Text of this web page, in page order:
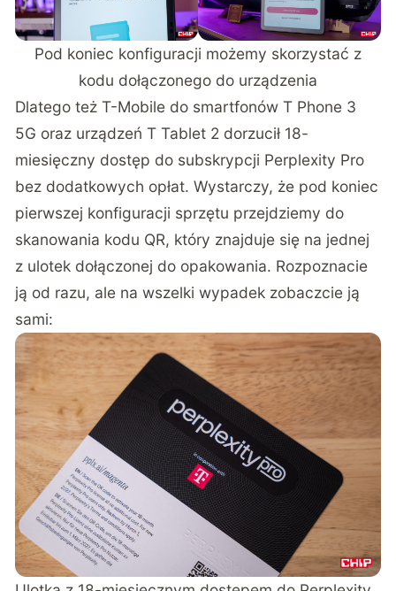
Pod koniec konfiguracji możemy skorzystać z
kodu dołączonego do urządzenia
Dlatego też T-Mobile do smartfonów T Phone 3
5G oraz urządzeń T Tablet 2 dorzucił 18-
miesięczny dostęp do subskrypcji Perplexity Pro
bez dodatkowych opłat. Wystarczy, że pod koniec
pierwszej konfiguracji sprzętu przejdziemy do
skanowania kodu QR, który znajduje się na jednej
z ulotek dołączonej do opakowania. Rozpoznacie
ją od razu, ale na wszelki wypadek zobaczcie ją
sami: